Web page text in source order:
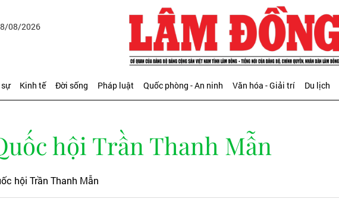
08/2026
Kinh tế Đời sống Pháp luật Quốc phòng - An ninh Văn hóa - Giải trí Du lịch
hội Trần Thanh Mẫn
hội Trần Thanh Mẫn